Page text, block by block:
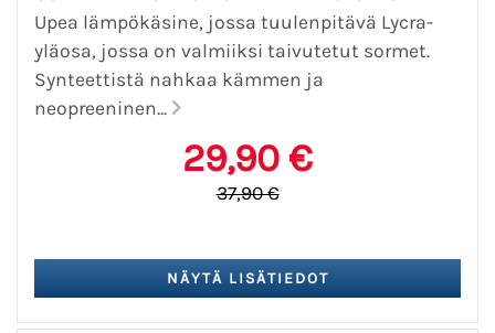
Upea lämpökäsine, jossa tuulenpitävä Lycra-
yläosa, jossa on valmiiksi taivutetut sormet.
Synteettistä nahkaa kämmen ja
neopreeninen...
29,90 €
37,90 €